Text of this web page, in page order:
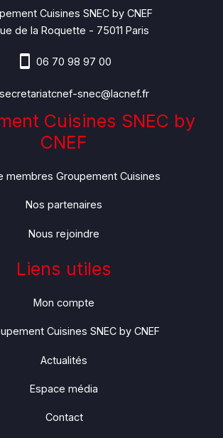
Cuisines SNEC by CNEF
de la Roquette - 75011 Paris
06 70 98 97 00
secretariatcnef-snec@lacnef.fr
Cuisines SNEC by
CNEF
membres Groupement Cuisines
Nos partenaires
Nous rejoindre
Liens utiles
Mon compte
Cuisines SNEC by CNEF
Actualités
Espace média
Contact